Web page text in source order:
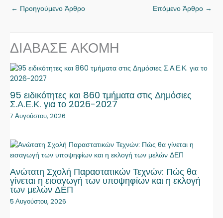
← Προηγούμενο Άρθρο Επόμενο Άρθρο →
ΔΙΑΒΑΣΕ ΑΚΟΜΗ
95 ειδικότητες και 860 τμήματα στις Δημόσιες
Σ.Α.Ε.Κ. για το 2026-2027
7 Αυγούστου, 2026
Ανώτατη Σχολή Παραστατικών Τεχνών: Πώς θα
γίνεται η εισαγωγή των υποψηφίων και η εκλογή
των μελών ΔΕΠ
5 Αυγούστου, 2026